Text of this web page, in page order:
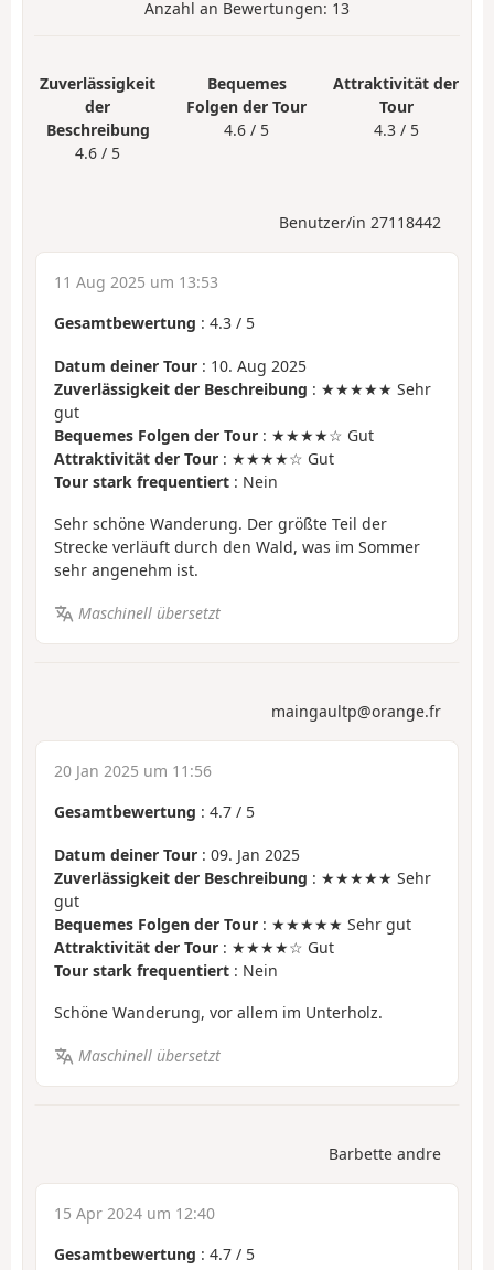
Anzahl an Bewertungen: 13
Zuverlässigkeit
der
Beschreibung
4.6 / 5
Bequemes
Folgen der Tour
4.6 / 5
Attraktivität der
Tour
4.3 / 5
Benutzer/in 27118442
11 Aug 2025 um 13:53
Gesamtbewertung : 4.3 / 5
Datum deiner Tour : 10. Aug 2025
Zuverlässigkeit der Beschreibung : ★★★★★ Sehr
gut
Bequemes Folgen der Tour : ★★★★☆ Gut
Attraktivität der Tour : ★★★★☆ Gut
Tour stark frequentiert : Nein
Sehr schöne Wanderung. Der größte Teil der
Strecke verläuft durch den Wald, was im Sommer
sehr angenehm ist.
Maschinell übersetzt
maingaultp@orange.fr
20 Jan 2025 um 11:56
Gesamtbewertung : 4.7 / 5
Datum deiner Tour : 09. Jan 2025
Zuverlässigkeit der Beschreibung : ★★★★★ Sehr
gut
Bequemes Folgen der Tour : ★★★★★ Sehr gut
Attraktivität der Tour : ★★★★☆ Gut
Tour stark frequentiert : Nein
Schöne Wanderung, vor allem im Unterholz.
Maschinell übersetzt
Barbette andre
15 Apr 2024 um 12:40
Gesamtbewertung : 4.7 / 5